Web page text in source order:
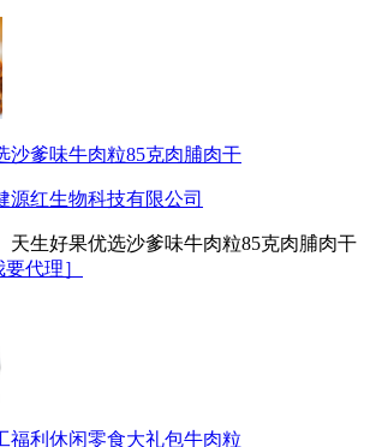
沙爹味牛肉粒85克肉脯肉干
源红生物科技有限公司
天生好果优选沙爹味牛肉粒85克肉脯肉干
要代理］
福利休闲零食大礼包牛肉粒